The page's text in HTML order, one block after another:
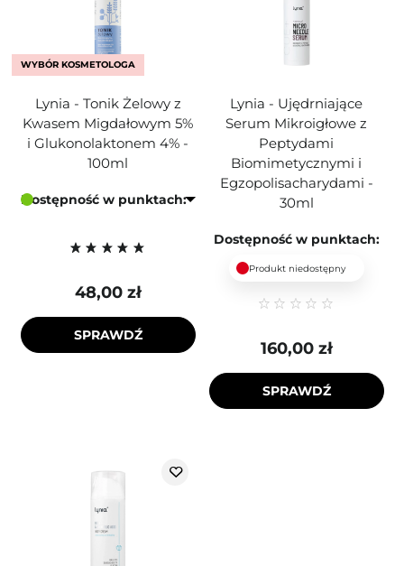
WYBÓR KOSMETOLOGA
Lynia - Tonik Żelowy z
Kwasem Migdałowym 5%
i Glukonolaktonem 4% -
100ml
Dostępność w punktach:
48,00 zł
SPRAWDŹ
Lynia - Ujędrniające
Serum Mikroigłowe z
Peptydami
Biomimetycznymi i
Egzopolisacharydami -
30ml
Dostępność w punktach:
Produkt niedostępny
160,00 zł
SPRAWDŹ